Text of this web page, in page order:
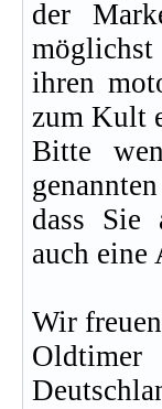
der
ihren
zum Kult
Bitte
dass Sie
auch eine
Wir